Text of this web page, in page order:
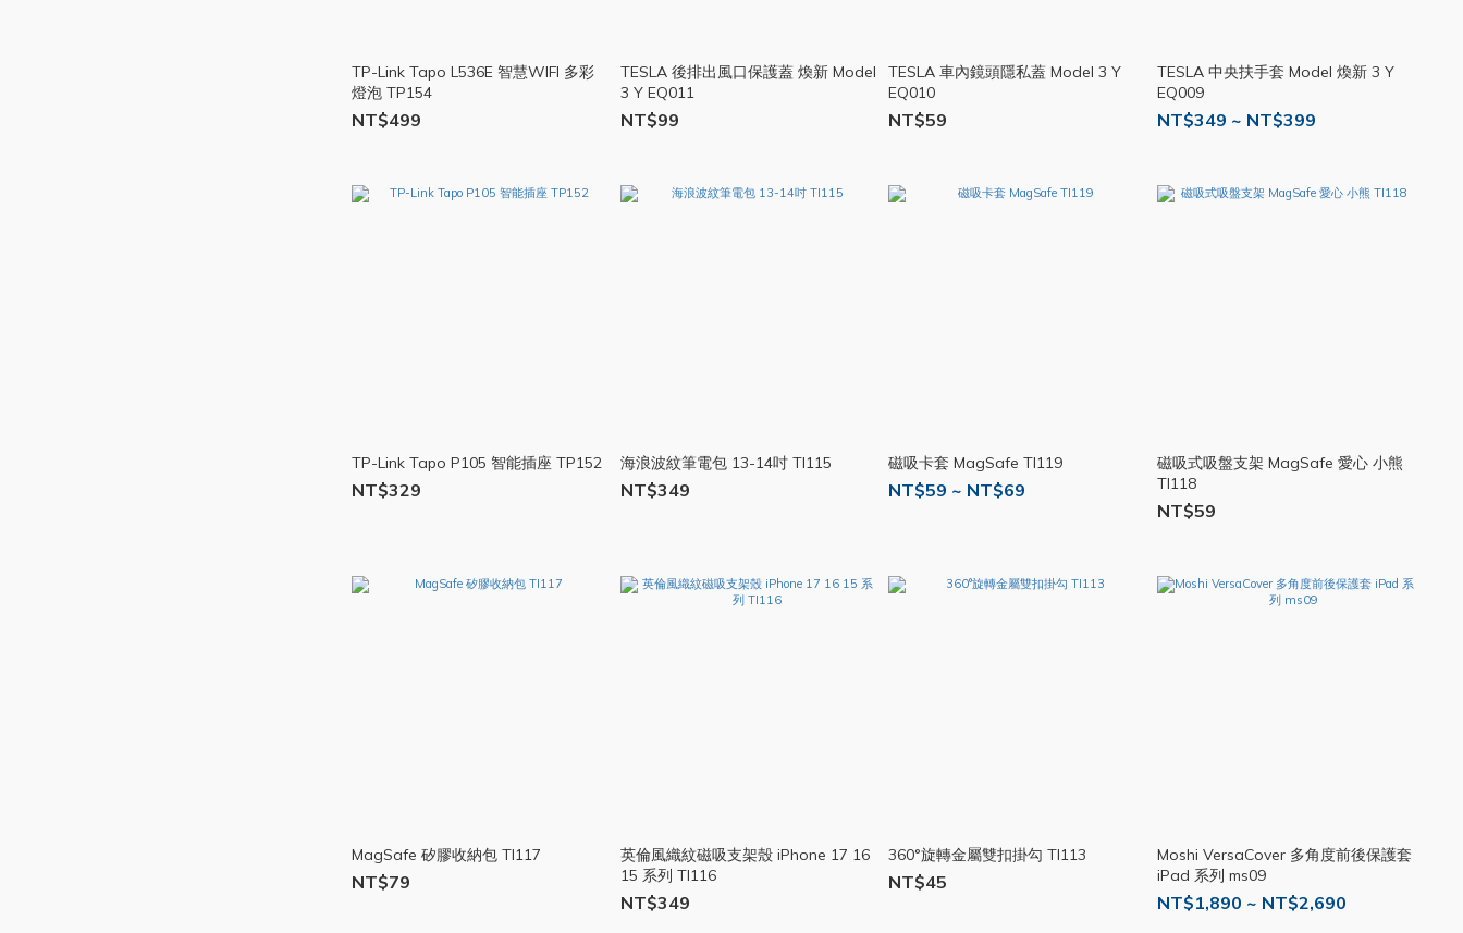
TP-Link Tapo L536E 智慧WIFI 多彩
燈泡 TP154
NT$499
TESLA 後排出風口保護蓋 煥新 Model
3 Y EQ011
NT$99
TESLA 車內鏡頭隱私蓋 Model 3 Y
EQ010
NT$59
TESLA 中央扶手套 Model 煥新 3 Y
EQ009
NT$349 ~ NT$399
TP-Link Tapo P105 智能插座 TP152
NT$329
海浪波紋筆電包 13-14吋 TI115
NT$349
磁吸卡套 MagSafe TI119
NT$59 ~ NT$69
磁吸式吸盤支架 MagSafe 愛心 小熊
TI118
NT$59
MagSafe 矽膠收納包 TI117
NT$79
英倫風織紋磁吸支架殼 iPhone 17 16
15 系列 TI116
NT$349
360°旋轉金屬雙扣掛勾 TI113
NT$45
Moshi VersaCover 多角度前後保護套
iPad 系列 ms09
NT$1,890 ~ NT$2,690